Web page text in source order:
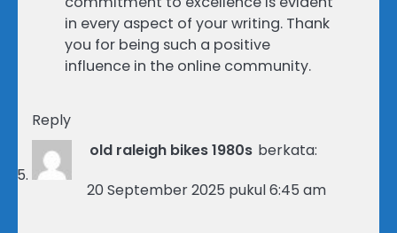
in every aspect of your writing. Thank
you for being such a positive
influence in the online community.
Reply
old raleigh bikes 1980s berkata:
20 September 2025 pukul 6:45 am